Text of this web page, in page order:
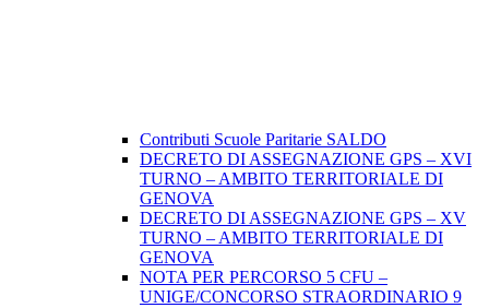
Contributi Scuole Paritarie SALDO
DECRETO DI ASSEGNAZIONE GPS – XVI
TURNO – AMBITO TERRITORIALE DI
GENOVA
DECRETO DI ASSEGNAZIONE GPS – XV
TURNO – AMBITO TERRITORIALE DI
GENOVA
NOTA PER PERCORSO 5 CFU –
UNIGE/CONCORSO STRAORDINARIO 9